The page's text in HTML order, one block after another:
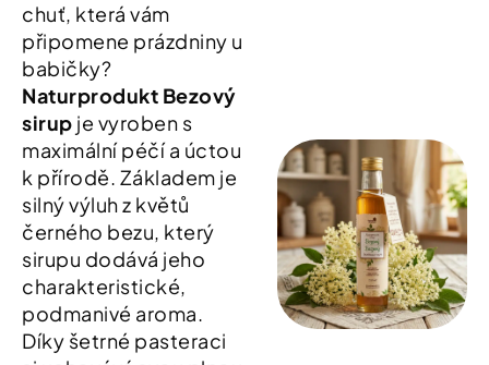
chuť, která vám
připomene prázdniny u
babičky?
Naturprodukt Bezový
sirup je vyroben s
maximální péčí a úctou
k přírodě. Základem je
silný výluh z květů
černého bezu, který
sirupu dodává jeho
charakteristické,
podmanivé aroma.
Díky šetrné pasteraci